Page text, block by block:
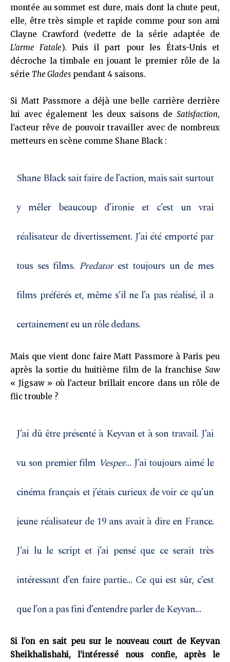
montée au sommet est dure, mais dont la chute peut,
elle, être très simple et rapide comme pour son ami
Clayne Crawford (vedette de la série adaptée de
L’arme Fatale). Puis il part pour les États-Unis et
décroche la timbale en jouant le premier rôle de la
série The Glades pendant 4 saisons.
Si Matt Passmore a déjà une belle carrière derrière
lui avec également les deux saisons de Satisfaction,
l’acteur rêve de pouvoir travailler avec de nombreux
metteurs en scène comme Shane Black :
Shane Black sait faire de l’action, mais sait surtout
y mêler beaucoup d’ironie et c’est un vrai
réalisateur de divertissement. J’ai été emporté par
tous ses films. Predatorest toujours un de mes
films préférés et, même s’il ne l’a pas réalisé, il a
certainement eu un rôle dedans.
Mais que vient donc faire Matt Passmore à Paris peu
après la sortie du huitième film de la franchise Saw
« Jigsaw » où l’acteur brillait encore dans un rôle de
flic trouble ?
J’ai dû être présenté à Keyvan et à son travail. J’ai
vu son premier film Vesper… J’ai toujours aimé le
cinéma français et j’étais curieux de voir ce qu’un
jeune réalisateur de 19 ans avait à dire en France.
J’ai lu le script et j’ai pensé que ce serait très
intéressant d’en faire partie… Ce qui est sûr, c’est
que l’on a pas fini d’entendre parler de Keyvan…
Si l’on en sait peu sur le nouveau court de Keyvan
Sheikhalishahi, l’intéressé nous confie, après le